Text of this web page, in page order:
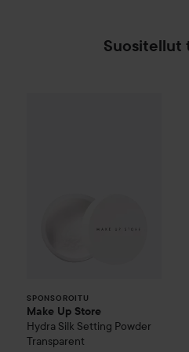
SPONSOROITU
Make Up Store
Hydra Silk Setting Powder
Transparent